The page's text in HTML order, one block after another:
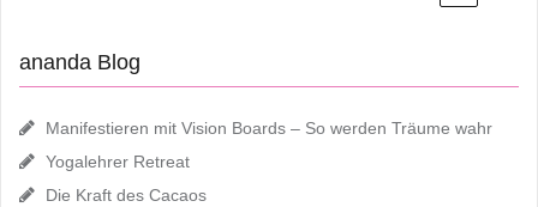
ananda Blog
Manifestieren mit Vision Boards – So werden Träume wahr
Yogalehrer Retreat
Die Kraft des Cacaos